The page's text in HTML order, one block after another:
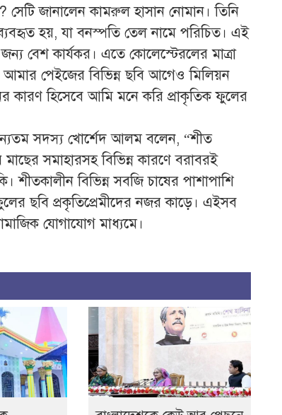
জানালেন কামরুল হাসান নোমান। তিনি
হয়, যা বনস্পতি তেল নামে পরিচিত। এই
বেশ কার্যকর। এতে কোলেস্টেরলের মাত্রা
পেইজের বিভিন্ন ছবি আগেও মিলিয়ন
কারণ হিসেবে আমি মনে করি প্রাকৃতিক ফুলের
অন্যতম সদস্য খোর্শেদ আলম বলেন, “শীত
সমাহারসহ বিভিন্ন কারণে বরাবরই
শীতকালীন বিভিন্ন সবজি চাষের পাশাপাশি
ছবি প্রকৃতিপ্রেমীদের নজর কাড়ে। এইসব
যোগাযোগ মাধ্যমে।